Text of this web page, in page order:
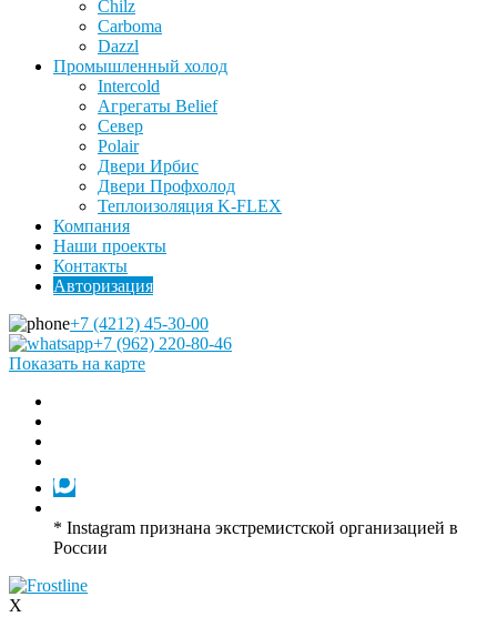
Chilz
Carboma
Dazzl
Промышленный холод
Intercold
Агрегаты Belief
Север
Polair
Двери Ирбис
Двери Профхолод
Теплоизоляция K-FLEX
Компания
Наши проекты
Контакты
Авторизация
+7 (4212) 45-30-00
+7 (962) 220-80-46
Показать на карте
* Instagram признана экстремистской организацией в
России
X